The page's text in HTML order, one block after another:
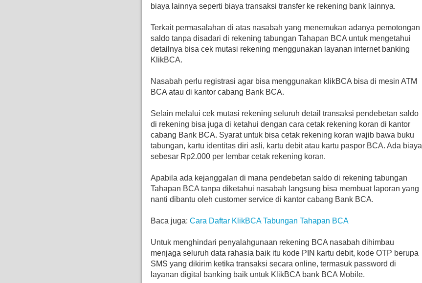
biaya lainnya seperti biaya transaksi transfer ke rekening bank lainnya.
Terkait permasalahan di atas nasabah yang menemukan adanya pemotongan
saldo tanpa disadari di rekening tabungan Tahapan BCA untuk mengetahui
detailnya bisa cek mutasi rekening menggunakan layanan internet banking
KlikBCA.
Nasabah perlu registrasi agar bisa menggunakan klikBCA bisa di mesin ATM
BCA atau di kantor cabang Bank BCA.
Selain melalui cek mutasi rekening seluruh detail transaksi pendebetan saldo
di rekening bisa juga di ketahui dengan cara cetak rekening koran di kantor
cabang Bank BCA. Syarat untuk bisa cetak rekening koran wajib bawa buku
tabungan, kartu identitas diri asli, kartu debit atau kartu paspor BCA. Ada biaya
sebesar Rp2.000 per lembar cetak rekening koran.
Apabila ada kejanggalan di mana pendebetan saldo di rekening tabungan
Tahapan BCA tanpa diketahui nasabah langsung bisa membuat laporan yang
nanti dibantu oleh customer service di kantor cabang Bank BCA.
Baca juga: Cara Daftar KlikBCA Tabungan Tahapan BCA
Untuk menghindari penyalahgunaan rekening BCA nasabah dihimbau
menjaga seluruh data rahasia baik itu kode PIN kartu debit, kode OTP berupa
SMS yang dikirim ketika transaksi secara online, termasuk password di
layanan digital banking baik untuk KlikBCA bank BCA Mobile.